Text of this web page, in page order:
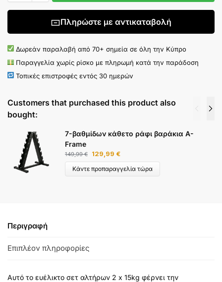
Πληρώστε με αντικαταβολή
Δωρεάν παραλαβή από 70+ σημεία σε όλη την Κύπρο
Παραγγελία χωρίς ρίσκο με πληρωμή κατά την παράδοση
Τοπικές επιστροφές εντός 30 ημερών
Customers that purchased this product also
bought:
7-βαθμίδων κάθετο ράφι βαράκια A-
Frame
149,99€ 129,99 €
Κάντε προπαραγγελία τώρα
Περιγραφή
Επιπλέον πληροφορίες
Αυτό το ευέλικτο σετ αλτήρων 2 x 15kg φέρνει την